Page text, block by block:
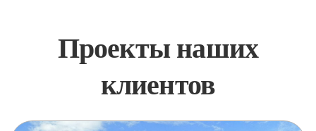
Проекты наших
клиентов